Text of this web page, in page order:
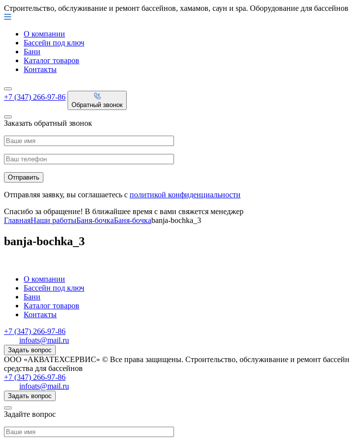
Строительство, обслуживание и ремонт бассейнов, хамамов, саун и spa. Оборудование для
О компании
Бассейн под ключ
Бани
Каталог товаров
Контакты
+7 (347) 266-97-86
Обратный звонок
Заказать обратный звонок
Отправляя заявку, вы соглашаетесь с политикой конфиденциальности
Спасибо за обращение! В ближайшее время с вами свяжется менеджер
ГлавнаяНаши работыБаня-бочкаБаня-бочкаbanja-bochka_3
banja-bochka_3
О компании
Бассейн под ключ
Бани
Каталог товаров
Контакты
+7 (347) 266-97-86
infoats@mail.ru
Задать вопрос
ООО «АКВАТЕХСЕРВИС» © Все права защищены. Строительство, обслуживание и ремонт
средства для бассейнов
+7 (347) 266-97-86
infoats@mail.ru
Задать вопрос
Задайте вопрос